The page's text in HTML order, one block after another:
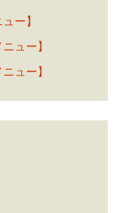
ー】
ュー】
ュー】